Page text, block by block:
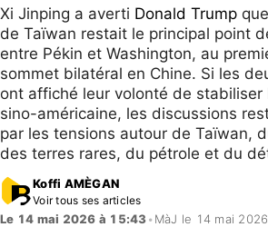
Xi Jinping a averti Donald Trump
de Taïwan restait le principal point
entre Pékin et Washington, au
sommet bilatéral en Chine. Si les
ont affiché leur volonté de stabiliser
sino-américaine, les discussions
par les tensions autour de Taïwan,
des terres rares, du pétrole et du
Koffi AMÈGAN
Voir tous ses articles
Le 14 mai 2026 à 15:43• MàJ le 14 mai 2026